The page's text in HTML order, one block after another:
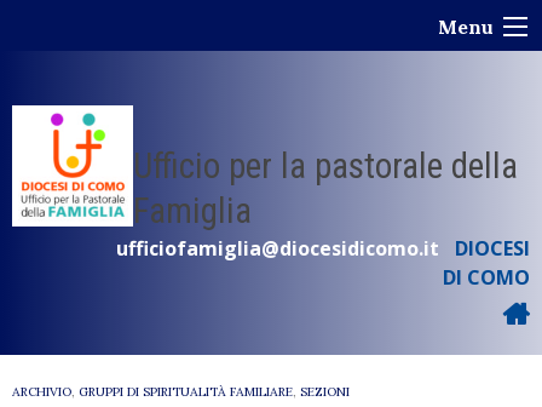
Menu
Ufficio per la pastorale della
Famiglia
ufficiofamiglia@diocesidicomo.it
DIOCESI
DI COMO
ARCHIVIO, GRUPPI DI SPIRITUALITÀ FAMILIARE, SEZIONI